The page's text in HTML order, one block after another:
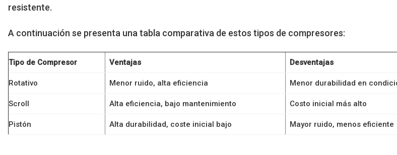
resistente.
A continuación se presenta una tabla comparativa de estos tipos de compresores:
Tipo de Compresor Ventajas Desventajas
Rotativo Menor ruido, alta eficiencia Menor durabilidad en
Scroll Alta eficiencia, bajo mantenimiento Costo inicial más alto
Pistón Alta durabilidad, coste inicial bajo Mayor ruido, menos eficiente